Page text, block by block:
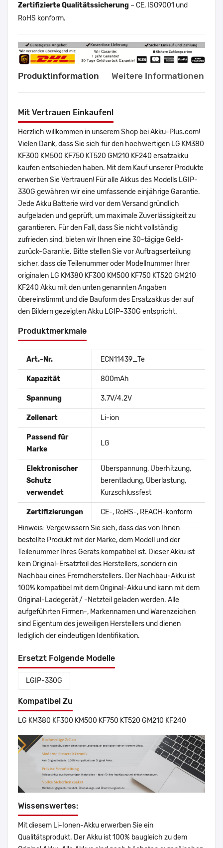
Zertifizierte Qualitätssicherung – CE, ISO9001 und
RoHS konform.
Produktinformation Weitere Informationen
Mit Vertrauen Einkaufen!
Herzlich willkommen in unserem Shop bei Akku-Plus.com!
Vielen Dank, dass Sie sich für den hochwertigen LG KM380
KF300 KM500 KF750 KT520 GM210 KF240 ersatzakku
kaufen entschieden haben. Mit dem Kauf unserer Produkte
erwerben Sie Vertrauen! Für alle Akkus des Modells LGIP-
330G gewähren wir eine umfassende einjährige Garantie.
Jede Akku Batterie wird vor dem Versand gründlich
aufgeladen und geprüft, um maximale Zuverlässigkeit zu
garantieren. Für den Fall, dass Sie nicht vollständig
zufrieden sind, bieten wir Ihnen eine 30-tägige Geld-
zurück-Garantie. Bitte stellen Sie vor Auftragserteilung
sicher, dass die Teilenummer oder Modellnummer Ihrer
originalen LG KM380 KF300 KM500 KF750 KT520 GM210
KF240 Akku mit den unten genannten Angaben
übereinstimmt und die Bauform des Ersatzakkus der auf
den Bildern gezeigten Akku LGIP-330G entspricht.
Produktmerkmale
Art.-Nr. ECN11439_Te
Kapazität 800mAh
Spannung 3.7V/4.2V
Zellenart Li-ion
Passend für
Marke
LG
Elektronischer
Schutz
verwendet
Überspannung, Überhitzung,
berentladung, Überlastung,
Kurzschlussfest
Zertifizierungen
CE-, RoHS-, REACH-konform
Hinweis: Vergewissern Sie sich, dass das von Ihnen
bestellte Produkt mit der Marke, dem Modell und der
Teilenummer Ihres Geräts kompatibel ist. Dieser Akku ist
kein Original-Ersatzteil des Herstellers, sondern ein
Nachbau eines Fremdherstellers. Der Nachbau-Akku ist
100% kompatibel mit dem Original-Akku und kann mit dem
Original-Ladegerät / -Netzteil geladen werden. Alle
aufgeführten Firmen-, Markennamen und Warenzeichen
sind Eigentum des jeweiligen Herstellers und dienen
lediglich der eindeutigen Identifikation.
Ersetzt Folgende Modelle
LGIP-330G
Kompatibel Zu
LG KM380 KF300 KM500 KF750 KT520 GM210 KF240
Wissenswertes:
Mit diesem Li-Ionen-Akku erwerben Sie ein
Qualitätsprodukt. Der Akku ist 100% baugleich zu dem